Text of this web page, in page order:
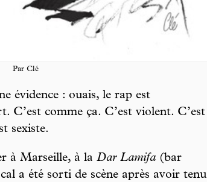
Par Clé
évidence : ouais, le rap est
C’est comme ça. C’est violent. C’est
sexiste.
à Marseille, à la Dar Lamifa (bar
a été sorti de scène après avoir tenu